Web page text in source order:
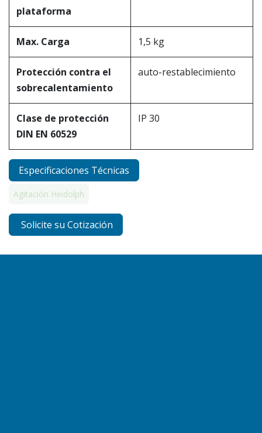
plataforma
Max. Carga 1,5 kg
Protección contra el
sobrecalentamiento
auto-restablecimiento
Clase de protección
DIN EN 60529
IP 30
Especificaciones Técnicas
Agitación Heidolph
Solicite su Cotización